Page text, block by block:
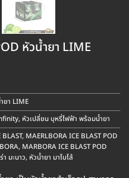
หัวน้ำยา LIME
ยา LIME
, หัวเปลี่ยน บุหรี่ไฟฟ้า พร้อมน้ำยา
, MAERLBORA ICE BLAST POD
, MARBORA ICE BLAST POD
า มะนาว, หัวน้ำยา มาโบโล้